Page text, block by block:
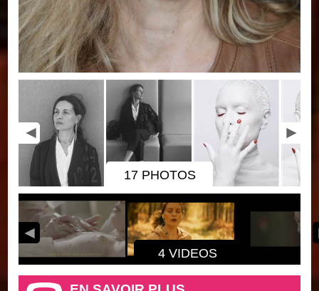
17 PHOTOS
4 VIDEOS